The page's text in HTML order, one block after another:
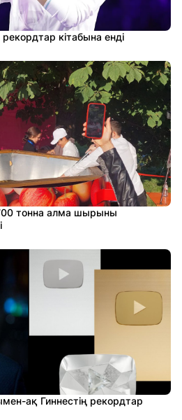
кітабына енді
тонна алма шырыны
ақ Гиннестің рекордтар